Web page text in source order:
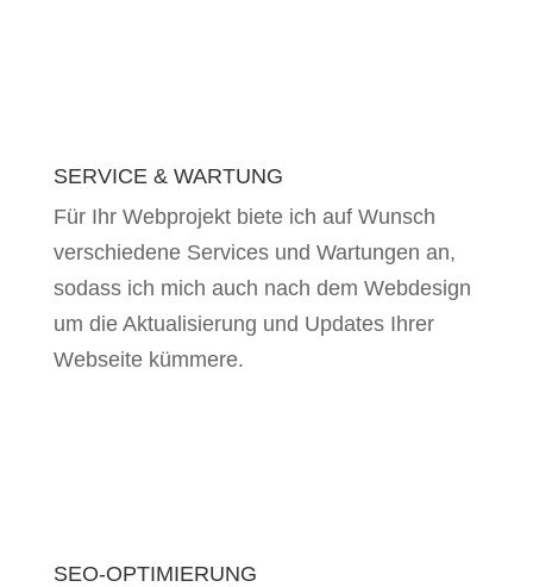
SERVICE & WARTUNG
Für Ihr Webprojekt biete ich auf Wunsch
verschiedene Services und Wartungen an,
sodass ich mich auch nach dem Webdesign
um die Aktualisierung und Updates Ihrer
Webseite kümmere.
SEO-OPTIMIERUNG